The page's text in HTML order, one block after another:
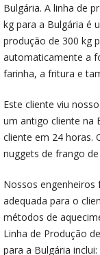
Bulgária. A linha de
kg para a Bulgária é
produção de 300 kg
automaticamente a
farinha, a fritura e
Este cliente viu nosso
um antigo cliente na
cliente em 24 horas.
nuggets de frango
Nossos engenheiros
adequada para o
métodos de
Linha de Produção
para a Bulgária inclui: